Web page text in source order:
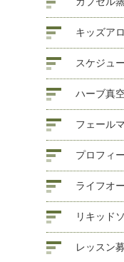
キッズア
スケジュ
ハーブ真
フェール
プロフィ
ライフオ
リキッド
レッスン